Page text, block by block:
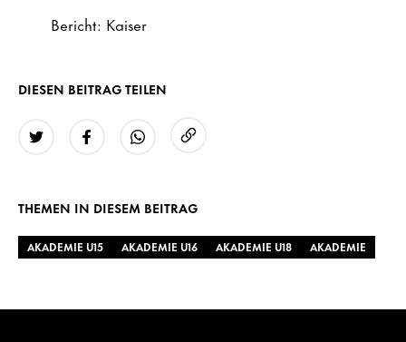
Bericht: Kaiser
DIESEN BEITRAG TEILEN
THEMEN IN DIESEM BEITRAG
AKADEMIE U15 AKADEMIE U16 AKADEMIE U18 AKADEMIE